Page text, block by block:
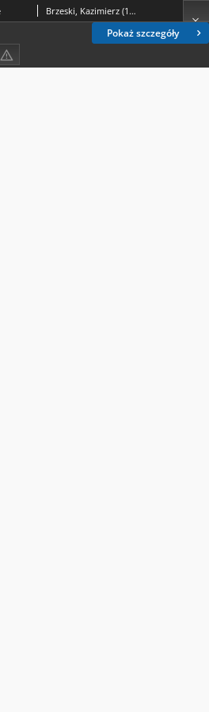
Pokaż szczegóły
Brzeski, Kazimierz (1905?-1944)